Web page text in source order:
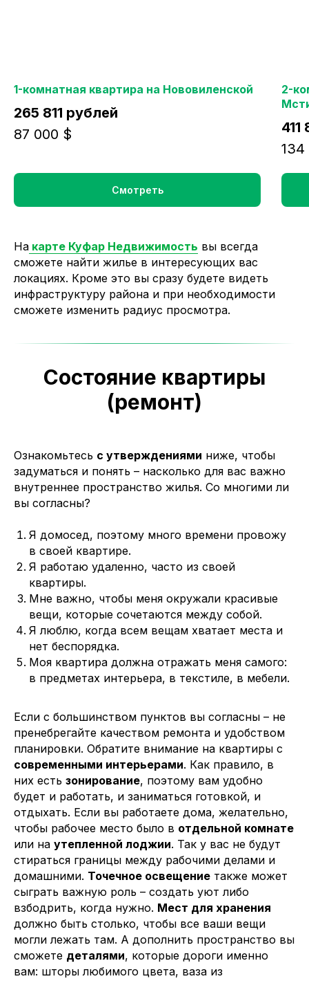
1-комнатная квартира на Нововиленской
265 811 рублей
87 000 $
Смотреть
2-
На карте Куфар Недвижимость вы всегда
сможете найти жилье в интересующих вас
локациях. Кроме это вы сразу будете видеть
инфраструктуру района и при необходимости
сможете изменить радиус просмотра.
Состояние квартиры
(ремонт)
Ознакомьтесь с утверждениями ниже, чтобы
задуматься и понять – насколько для вас важно
внутреннее пространство жилья. Со многими ли
вы согласны?
Я домосед, поэтому много времени провожу
в своей квартире.
Я работаю удаленно, часто из своей
квартиры.
Мне важно, чтобы меня окружали красивые
вещи, которые сочетаются между собой.
Я люблю, когда всем вещам хватает места и
нет беспорядка.
Моя квартира должна отражать меня самого:
в предметах интерьера, в текстиле, в мебели.
Если с большинством пунктов вы согласны – не
пренебрегайте качеством ремонта и удобством
планировки. Обратите внимание на квартиры с
современными интерьерами. Как правило, в
них есть зонирование, поэтому вам удобно
будет и работать, и заниматься готовкой, и
отдыхать. Если вы работаете дома, желательно,
чтобы рабочее место было в отдельной комнате
или на утепленной лоджии. Так у вас не будут
стираться границы между рабочими делами и
домашними. Точечное освещение также может
сыграть важную роль – создать уют либо
взбодрить, когда нужно. Мест для хранения
должно быть столько, чтобы все ваши вещи
могли лежать там. А дополнить пространство вы
сможете деталями, которые дороги именно
вам: шторы любимого цвета, ваза из